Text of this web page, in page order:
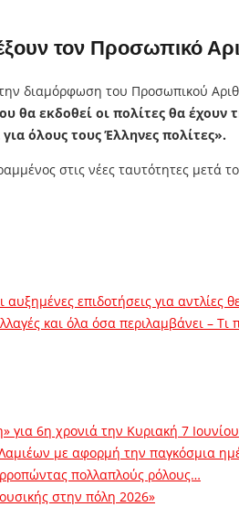
τον Προσωπικό
διαμόρφωση του Προσωπικού
θα εκδοθεί οι πολίτες θα έχουν
όλους τους Έλληνες πολίτες».
στις νέες ταυτότητες μετά
επιδοτήσεις για αντλίες
και όλα όσα περιλαμβάνει – Τι
για 6η χρονιά την Κυριακή 7 Ιουνίου
με αφορμή την παγκόσμια
πολλαπλούς ρόλους…
στην πόλη 2026»